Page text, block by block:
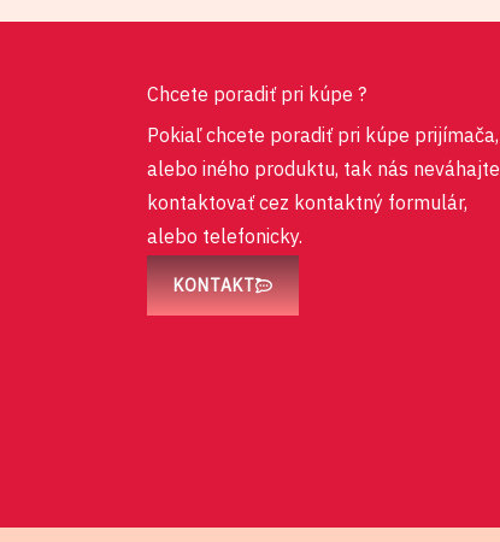
Chcete poradiť pri kúpe ?
Pokiaľ chcete poradiť pri kúpe prijímača,
alebo iného produktu, tak nás neváhajte
kontaktovať cez kontaktný formulár,
alebo telefonicky.
KONTAKT